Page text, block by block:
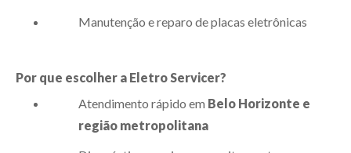
Manutenção e reparo de placas eletrônicas
Por que escolher a Eletro Servicer?
Atendimento rápido em Belo Horizonte e
região metropolitana